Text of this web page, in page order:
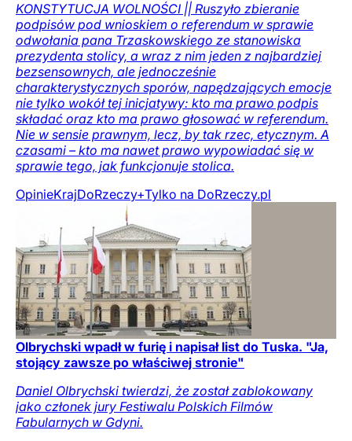
KONSTYTUCJA WOLNOŚCI || Ruszyło zbieranie
podpisów pod wnioskiem o referendum w sprawie
odwołania pana Trzaskowskiego ze stanowiska
prezydenta stolicy, a wraz z nim jeden z najbardziej
bezsensownych, ale jednocześnie
charakterystycznych sporów, napędzających emocje
nie tylko wokół tej inicjatywy: kto ma prawo podpis
składać oraz kto ma prawo głosować w referendum.
Nie w sensie prawnym, lecz, by tak rzec, etycznym. A
czasami – kto ma nawet prawo wypowiadać się w
sprawie tego, jak funkcjonuje stolica.
OpinieKrajDoRzeczy+Tylko na DoRzeczy.pl
Olbrychski wpadł w furię i napisał list do Tuska. "Ja,
stojący zawsze po właściwej stronie"
Daniel Olbrychski twierdzi, że został zablokowany
jako członek jury Festiwalu Polskich Filmów
Fabularnych w Gdyni.